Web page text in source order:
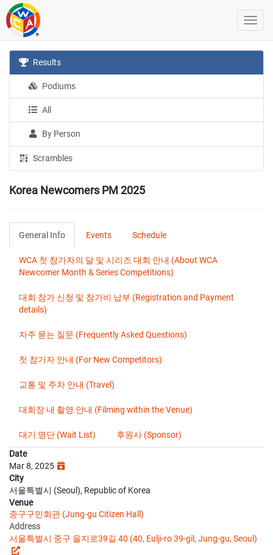
Results
Podiums
All
By Person
Scrambles
Korea Newcomers PM 2025
General Info Events Schedule
WCA 첫 참가자의 달 및 시리즈 대회 안내 (About WCA
Newcomer Month & Series Competitions)
대회 참가 신청 및 참가비 납부 (Registration and Payment
details)
자주 묻는 질문 (Frequently Asked Questions)
첫 참가자 안내 (For New Competitors)
교통 및 주차 안내 (Travel)
대회장 내 촬영 안내 (Filming within the Venue)
대기 명단 (Wait List)
후원사 (Sponsor)
Date
Mar 8, 2025
City
서울특별시 (Seoul), Republic of Korea
Venue
중구구민회관 (Jung-gu Citizen Hall)
Address
서울특별시 중구 을지로39길 40 (40, Eulji-ro 39-gil, Jung-gu, Seoul)